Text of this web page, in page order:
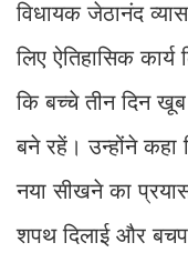
विधायक जेठानंद
लिए ऐतिहासिक
कि बच्चे तीन दिन
बने रहें। उन्होंने
नया सीखने का
शपथ दिलाई और